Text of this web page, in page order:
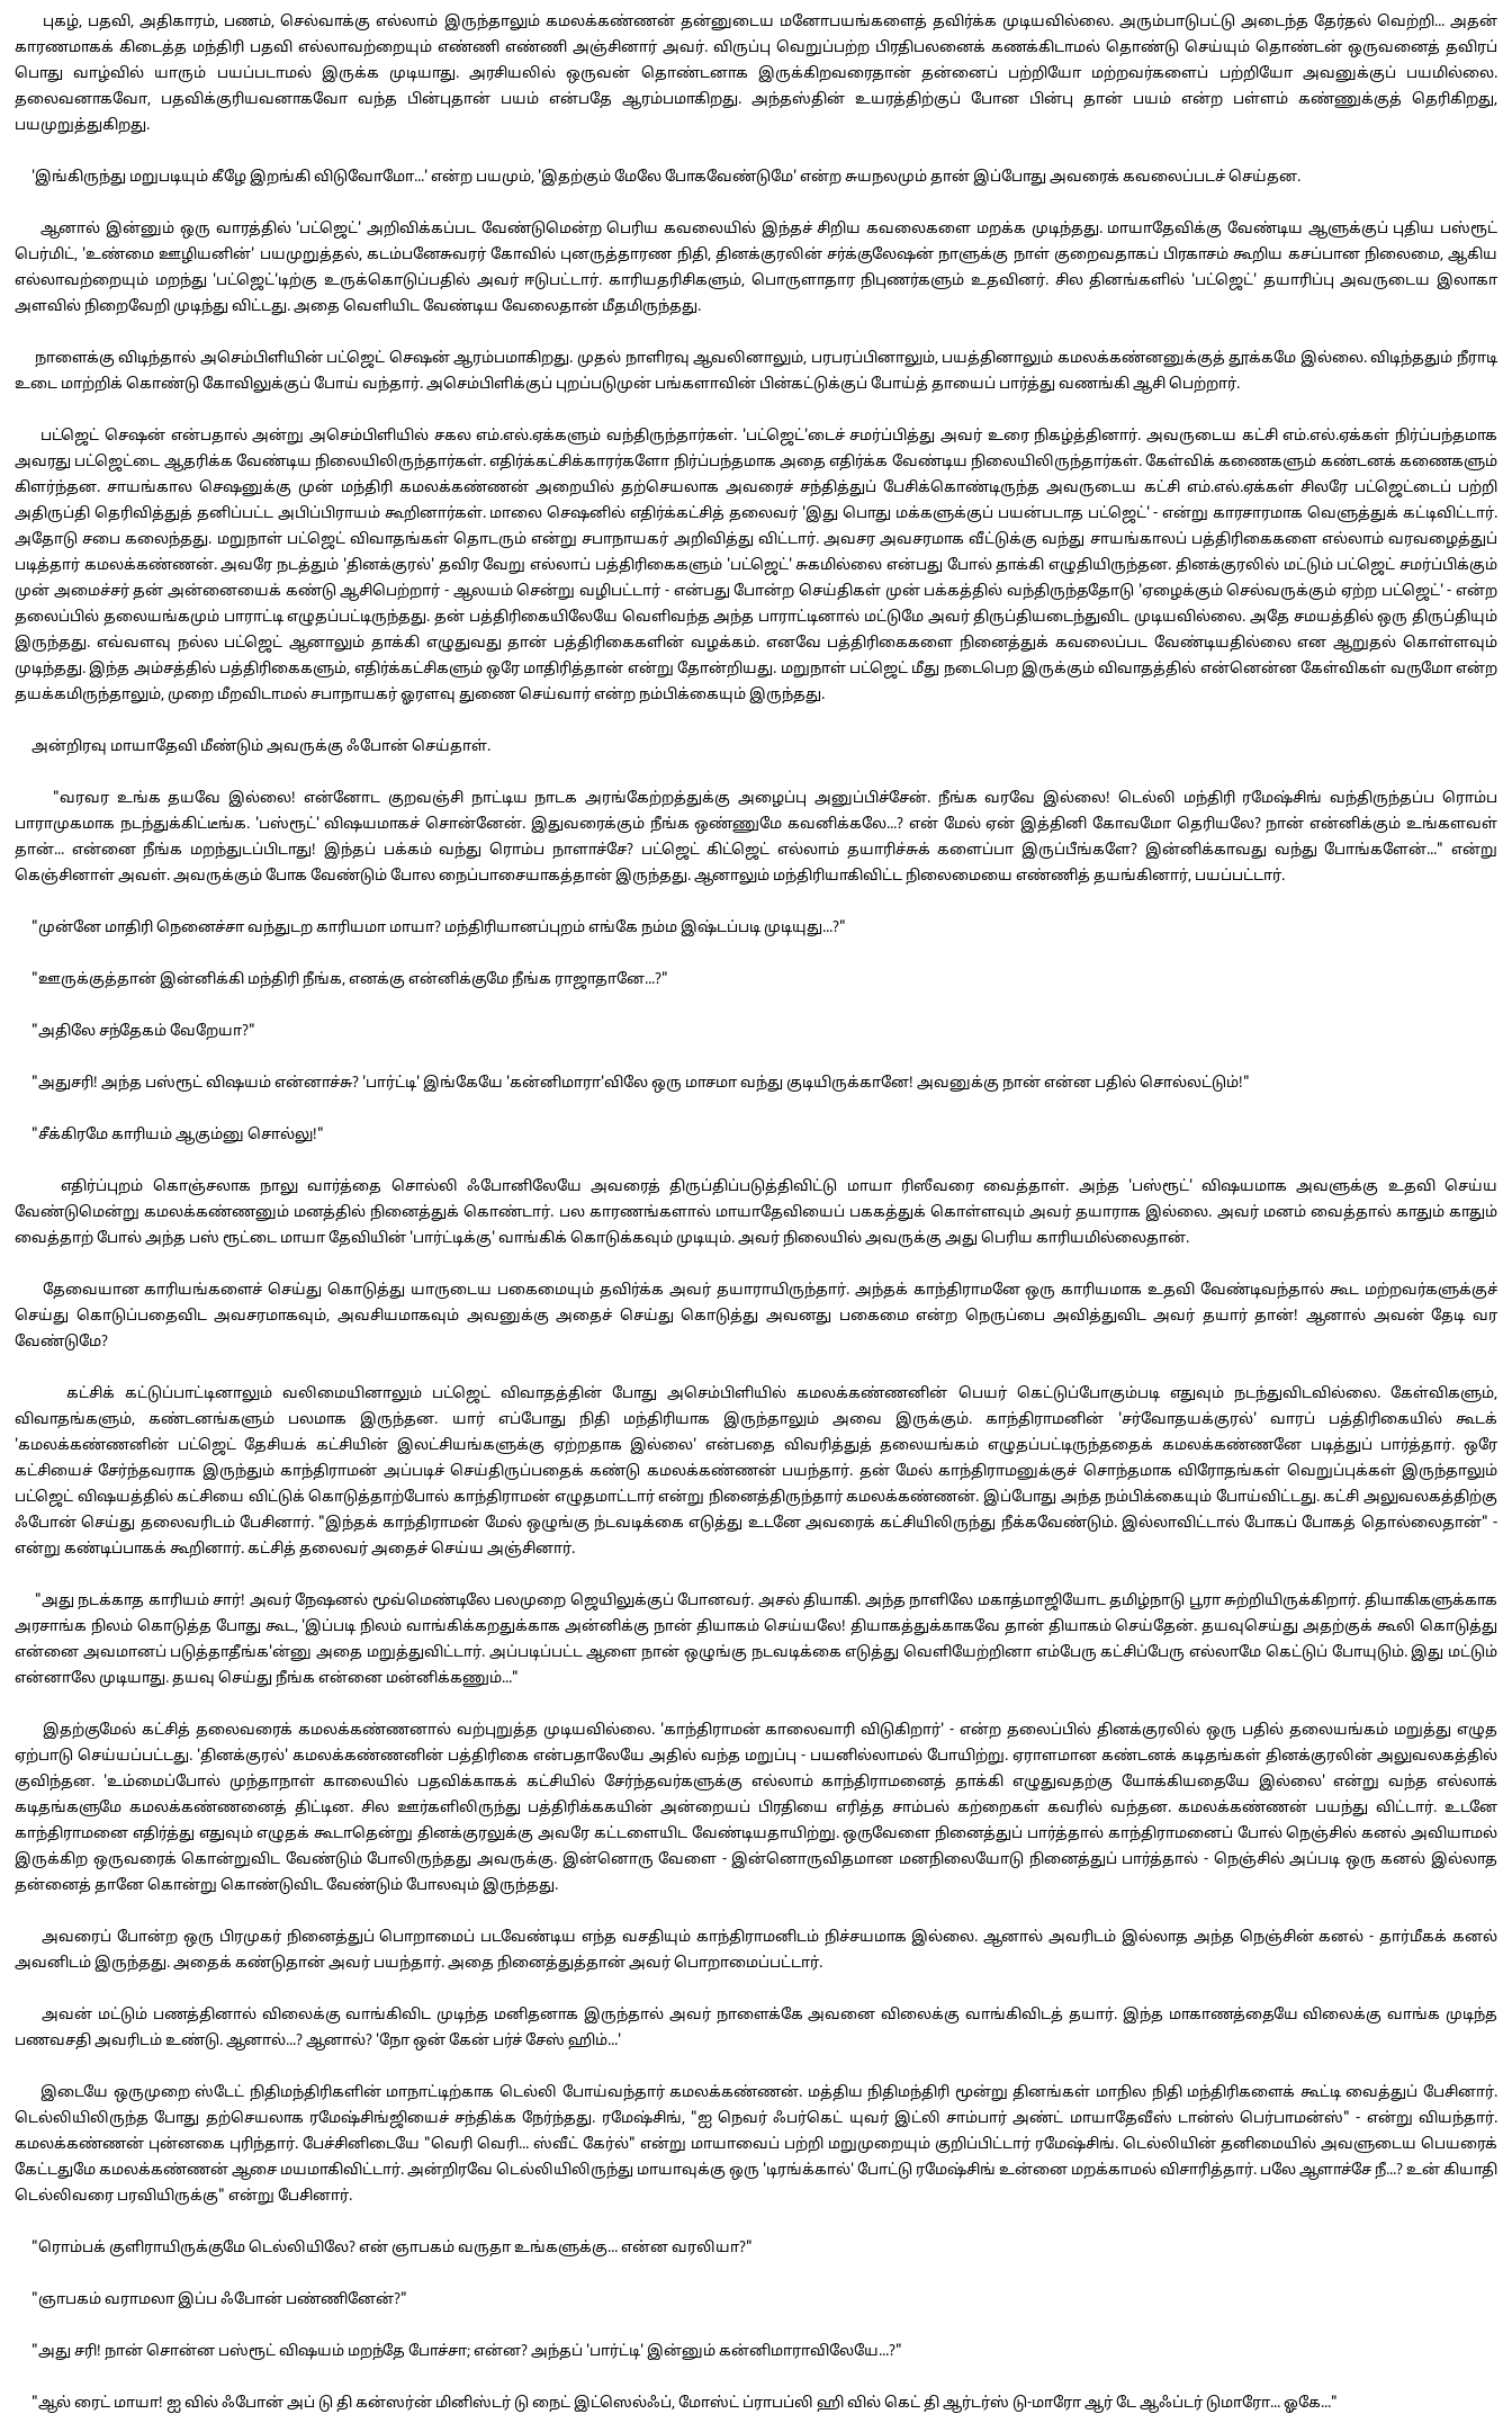
புகழ், பதவி, அதிகாரம், பணம், செல்வாக்கு எல்லாம் இருந்தாலும் கமலக்கண்ணன் தன்னுடைய மனோபயங்களைத் தவிர்க்க முடியவில்லை. அரும்பாடுபட்டு அடைந்த தேர்தல் வெற்றி... அதன்
காரணமாகக் கிடைத்த மந்திரி பதவி எல்லாவற்றையும் எண்ணி எண்ணி அஞ்சினார் அவர். விருப்பு வெறுப்பற்ற பிரதிபலனைக் கணக்கிடாமல் தொண்டு செய்யும் தொண்டன் ஒருவனைத் தவிரப்
பொது வாழ்வில் யாரும் பயப்படாமல் இருக்க முடியாது. அரசியலில் ஒருவன் தொண்டனாக இருக்கிறவரைதான் தன்னைப் பற்றியோ மற்றவர்களைப் பற்றியோ அவனுக்குப் பயமில்லை.
தலைவனாகவோ, பதவிக்குரியவனாகவோ வந்த பின்புதான் பயம் என்பதே ஆரம்பமாகிறது. அந்தஸ்தின் உயரத்திற்குப் போன பின்பு தான் பயம் என்ற பள்ளம் கண்ணுக்குத் தெரிகிறது,
பயமுறுத்துகிறது.
'இங்கிருந்து மறுபடியும் கீழே இறங்கி விடுவோமோ...' என்ற பயமும், 'இதற்கும் மேலே போகவேண்டுமே' என்ற சுயநலமும் தான் இப்போது அவரைக் கவலைப்படச் செய்தன.
ஆனால் இன்னும் ஒரு வாரத்தில் 'பட்ஜெட்' அறிவிக்கப்பட வேண்டுமென்ற பெரிய கவலையில் இந்தச் சிறிய கவலைகளை மறக்க முடிந்தது. மாயாதேவிக்கு வேண்டிய ஆளுக்குப் புதிய பஸ்ரூட்
பெர்மிட், 'உண்மை ஊழியனின்' பயமுறுத்தல், கடம்பனேசுவரர் கோவில் புனருத்தாரண நிதி, தினக்குரலின் சர்க்குலேஷன் நாளுக்கு நாள் குறைவதாகப் பிரகாசம் கூறிய கசப்பான நிலைமை, ஆகிய
எல்லாவற்றையும் மறந்து 'பட்ஜெட்'டிற்கு உருக்கொடுப்பதில் அவர் ஈடுபட்டார். காரியதரிசிகளும், பொருளாதார நிபுணர்களும் உதவினர். சில தினங்களில் 'பட்ஜெட்' தயாரிப்பு அவருடைய இலாகா
அளவில் நிறைவேறி முடிந்து விட்டது. அதை வெளியிட வேண்டிய வேலைதான் மீதமிருந்தது.
நாளைக்கு விடிந்தால் அசெம்பிளியின் பட்ஜெட் செஷன் ஆரம்பமாகிறது. முதல் நாளிரவு ஆவலினாலும், பரபரப்பினாலும், பயத்தினாலும் கமலக்கண்னனுக்குத் தூக்கமே இல்லை. விடிந்ததும் நீராடி
உடை மாற்றிக் கொண்டு கோவிலுக்குப் போய் வந்தார். அசெம்பிளிக்குப் புறப்படுமுன் பங்களாவின் பின்கட்டுக்குப் போய்த் தாயைப் பார்த்து வணங்கி ஆசி பெற்றார்.
பட்ஜெட் செஷன் என்பதால் அன்று அசெம்பிளியில் சகல எம்.எல்.ஏக்களும் வந்திருந்தார்கள். 'பட்ஜெட்'டைச் சமர்ப்பித்து அவர் உரை நிகழ்த்தினார். அவருடைய கட்சி எம்.எல்.ஏக்கள் நிர்ப்பந்தமாக
அவரது பட்ஜெட்டை ஆதரிக்க வேண்டிய நிலையிலிருந்தார்கள். எதிர்க்கட்சிக்காரர்களோ நிர்ப்பந்தமாக அதை எதிர்க்க வேண்டிய நிலையிலிருந்தார்கள். கேள்விக் கணைகளும் கண்டனக் கணைகளும்
கிளர்ந்தன. சாயங்கால செஷனுக்கு முன் மந்திரி கமலக்கண்ணன் அறையில் தற்செயலாக அவரைச் சந்தித்துப் பேசிக்கொண்டிருந்த அவருடைய கட்சி எம்.எல்.ஏக்கள் சிலரே பட்ஜெட்டைப் பற்றி
அதிருப்தி தெரிவித்துத் தனிப்பட்ட அபிப்பிராயம் கூறினார்கள். மாலை செஷனில் எதிர்க்கட்சித் தலைவர் 'இது பொது மக்களுக்குப் பயன்படாத பட்ஜெட்' - என்று காரசாரமாக வெளுத்துக் கட்டிவிட்டார்.
அதோடு சபை கலைந்தது. மறுநாள் பட்ஜெட் விவாதங்கள் தொடரும் என்று சபாநாயகர் அறிவித்து விட்டார். அவசர அவசரமாக வீட்டுக்கு வந்து சாயங்காலப் பத்திரிகைகளை எல்லாம் வரவழைத்துப்
படித்தார் கமலக்கண்ணன். அவரே நடத்தும் 'தினக்குரல்' தவிர வேறு எல்லாப் பத்திரிகைகளும் 'பட்ஜெட்' சுகமில்லை என்பது போல் தாக்கி எழுதியிருந்தன. தினக்குரலில் மட்டும் பட்ஜெட் சமர்ப்பிக்கும்
முன் அமைச்சர் தன் அன்னையைக் கண்டு ஆசிபெற்றார் - ஆலயம் சென்று வழிபட்டார் - என்பது போன்ற செய்திகள் முன் பக்கத்தில் வந்திருந்ததோடு 'ஏழைக்கும் செல்வருக்கும் ஏற்ற பட்ஜெட்' - என்ற
தலைப்பில் தலையங்கமும் பாராட்டி எழுதப்பட்டிருந்தது. தன் பத்திரிகையிலேயே வெளிவந்த அந்த பாராட்டினால் மட்டுமே அவர் திருப்தியடைந்துவிட முடியவில்லை. அதே சமயத்தில் ஒரு திருப்தியும்
இருந்தது. எவ்வளவு நல்ல பட்ஜெட் ஆனாலும் தாக்கி எழுதுவது தான் பத்திரிகைகளின் வழக்கம். எனவே பத்திரிகைகளை நினைத்துக் கவலைப்பட வேண்டியதில்லை என ஆறுதல் கொள்ளவும்
முடிந்தது. இந்த அம்சத்தில் பத்திரிகைகளும், எதிர்க்கட்சிகளும் ஒரே மாதிரித்தான் என்று தோன்றியது. மறுநாள் பட்ஜெட் மீது நடைபெற இருக்கும் விவாதத்தில் என்னென்ன கேள்விகள் வருமோ என்ற
தயக்கமிருந்தாலும், முறை மீறவிடாமல் சபாநாயகர் ஓரளவு துணை செய்வார் என்ற நம்பிக்கையும் இருந்தது.
அன்றிரவு மாயாதேவி மீண்டும் அவருக்கு ஃபோன் செய்தாள்.
"வரவர உங்க தயவே இல்லை! என்னோட குறவஞ்சி நாட்டிய நாடக அரங்கேற்றத்துக்கு அழைப்பு அனுப்பிச்சேன். நீங்க வரவே இல்லை! டெல்லி மந்திரி ரமேஷ்சிங் வந்திருந்தப்ப ரொம்ப
பாராமுகமாக நடந்துக்கிட்டீங்க. 'பஸ்ரூட்' விஷயமாகச் சொன்னேன். இதுவரைக்கும் நீங்க ஒண்ணுமே கவனிக்கலே...? என் மேல் ஏன் இத்தினி கோவமோ தெரியலே? நான் என்னிக்கும் உங்களவள்
தான்... என்னை நீங்க மறந்துடப்பிடாது! இந்தப் பக்கம் வந்து ரொம்ப நாளாச்சே? பட்ஜெட் கிட்ஜெட் எல்லாம் தயாரிச்சுக் களைப்பா இருப்பீங்களே? இன்னிக்காவது வந்து போங்களேன்..." என்று
கெஞ்சினாள் அவள். அவருக்கும் போக வேண்டும் போல நைப்பாசையாகத்தான் இருந்தது. ஆனாலும் மந்திரியாகிவிட்ட நிலைமையை எண்ணித் தயங்கினார், பயப்பட்டார்.
"முன்னே மாதிரி நெனைச்சா வந்துடற காரியமா மாயா? மந்திரியானப்புறம் எங்கே நம்ம இஷ்டப்படி முடியுது...?"
"ஊருக்குத்தான் இன்னிக்கி மந்திரி நீங்க, எனக்கு என்னிக்குமே நீங்க ராஜாதானே...?"
"அதிலே சந்தேகம் வேறேயா?"
"அதுசரி! அந்த பஸ்ரூட் விஷயம் என்னாச்சு? 'பார்ட்டி' இங்கேயே 'கன்னிமாரா'விலே ஒரு மாசமா வந்து குடியிருக்கானே! அவனுக்கு நான் என்ன பதில் சொல்லட்டும்!"
"சீக்கிரமே காரியம் ஆகும்னு சொல்லு!"
எதிர்ப்புறம் கொஞ்சலாக நாலு வார்த்தை சொல்லி ஃபோனிலேயே அவரைத் திருப்திப்படுத்திவிட்டு மாயா ரிஸீவரை வைத்தாள். அந்த 'பஸ்ரூட்' விஷயமாக அவளுக்கு உதவி செய்ய
வேண்டுமென்று கமலக்கண்ணனும் மனத்தில் நினைத்துக் கொண்டார். பல காரணங்களால் மாயாதேவியைப் பககத்துக் கொள்ளவும் அவர் தயாராக இல்லை. அவர் மனம் வைத்தால் காதும் காதும்
வைத்தாற் போல் அந்த பஸ் ரூட்டை மாயா தேவியின் 'பார்ட்டிக்கு' வாங்கிக் கொடுக்கவும் முடியும். அவர் நிலையில் அவருக்கு அது பெரிய காரியமில்லைதான்.
தேவையான காரியங்களைச் செய்து கொடுத்து யாருடைய பகைமையும் தவிர்க்க அவர் தயாராயிருந்தார். அந்தக் காந்திராமனே ஒரு காரியமாக உதவி வேண்டிவந்தால் கூட மற்றவர்களுக்குச்
செய்து கொடுப்பதைவிட அவசரமாகவும், அவசியமாகவும் அவனுக்கு அதைச் செய்து கொடுத்து அவனது பகைமை என்ற நெருப்பை அவித்துவிட அவர் தயார் தான்! ஆனால் அவன் தேடி வர
வேண்டுமே?
கட்சிக் கட்டுப்பாட்டினாலும் வலிமையினாலும் பட்ஜெட் விவாதத்தின் போது அசெம்பிளியில் கமலக்கண்ணனின் பெயர் கெட்டுப்போகும்படி எதுவும் நடந்துவிடவில்லை. கேள்விகளும்,
விவாதங்களும், கண்டனங்களும் பலமாக இருந்தன. யார் எப்போது நிதி மந்திரியாக இருந்தாலும் அவை இருக்கும். காந்திராமனின் 'சர்வோதயக்குரல்' வாரப் பத்திரிகையில் கூடக்
'கமலக்கண்ணனின் பட்ஜெட் தேசியக் கட்சியின் இலட்சியங்களுக்கு ஏற்றதாக இல்லை' என்பதை விவரித்துத் தலையங்கம் எழுதப்பட்டிருந்ததைக் கமலக்கண்ணனே படித்துப் பார்த்தார். ஒரே
கட்சியைச் சேர்ந்தவராக இருந்தும் காந்திராமன் அப்படிச் செய்திருப்பதைக் கண்டு கமலக்கண்ணன் பயந்தார். தன் மேல் காந்திராமனுக்குச் சொந்தமாக விரோதங்கள் வெறுப்புக்கள் இருந்தாலும்
பட்ஜெட் விஷயத்தில் கட்சியை விட்டுக் கொடுத்தாற்போல் காந்திராமன் எழுதமாட்டார் என்று நினைத்திருந்தார் கமலக்கண்ணன். இப்போது அந்த நம்பிக்கையும் போய்விட்டது. கட்சி அலுவலகத்திற்கு
ஃபோன் செய்து தலைவரிடம் பேசினார். "இந்தக் காந்திராமன் மேல் ஒழுங்கு ந்டவடிக்கை எடுத்து உடனே அவரைக் கட்சியிலிருந்து நீக்கவேண்டும். இல்லாவிட்டால் போகப் போகத் தொல்லைதான்" -
என்று கண்டிப்பாகக் கூறினார். கட்சித் தலைவர் அதைச் செய்ய அஞ்சினார்.
"அது நடக்காத காரியம் சார்! அவர் நேஷனல் மூவ்மெண்டிலே பலமுறை ஜெயிலுக்குப் போனவர். அசல் தியாகி. அந்த நாளிலே மகாத்மாஜியோட தமிழ்நாடு பூரா சுற்றியிருக்கிறார். தியாகிகளுக்காக
அரசாங்க நிலம் கொடுத்த போது கூட, 'இப்படி நிலம் வாங்கிக்கறதுக்காக அன்னிக்கு நான் தியாகம் செய்யலே! தியாகத்துக்காகவே தான் தியாகம் செய்தேன். தயவுசெய்து அதற்குக் கூலி கொடுத்து
என்னை அவமானப் படுத்தாதீங்க'ன்னு அதை மறுத்துவிட்டார். அப்படிப்பட்ட ஆளை நான் ஒழுங்கு நடவடிக்கை எடுத்து வெளியேற்றினா எம்பேரு கட்சிப்பேரு எல்லாமே கெட்டுப் போயுடும். இது மட்டும்
என்னாலே முடியாது. தயவு செய்து நீங்க என்னை மன்னிக்கணும்..."
இதற்குமேல் கட்சித் தலைவரைக் கமலக்கண்ணனால் வற்புறுத்த முடியவில்லை. 'காந்திராமன் காலைவாரி விடுகிறார்' - என்ற தலைப்பில் தினக்குரலில் ஒரு பதில் தலையங்கம் மறுத்து எழுத
ஏற்பாடு செய்யப்பட்டது. 'தினக்குரல்' கமலக்கண்ணனின் பத்திரிகை என்பதாலேயே அதில் வந்த மறுப்பு - பயனில்லாமல் போயிற்று. ஏராளமான கண்டனக் கடிதங்கள் தினக்குரலின் அலுவலகத்தில்
குவிந்தன. 'உம்மைப்போல் முந்தாநாள் காலையில் பதவிக்காகக் கட்சியில் சேர்ந்தவர்களுக்கு எல்லாம் காந்திராமனைத் தாக்கி எழுதுவதற்கு யோக்கியதையே இல்லை' என்று வந்த எல்லாக்
கடிதங்களுமே கமலக்கண்ணனைத் திட்டின. சில ஊர்களிலிருந்து பத்திரிக்ககயின் அன்றையப் பிரதியை எரித்த சாம்பல் கற்றைகள் கவரில் வந்தன. கமலக்கண்ணன் பயந்து விட்டார். உடனே
காந்திராமனை எதிர்த்து எதுவும் எழுதக் கூடாதென்று தினக்குரலுக்கு அவரே கட்டளையிட வேண்டியதாயிற்று. ஒருவேளை நினைத்துப் பார்த்தால் காந்திராமனைப் போல் நெஞ்சில் கனல் அவியாமல்
இருக்கிற ஒருவரைக் கொன்றுவிட வேண்டும் போலிருந்தது அவருக்கு. இன்னொரு வேளை - இன்னொருவிதமான மனநிலையோடு நினைத்துப் பார்த்தால் - நெஞ்சில் அப்படி ஒரு கனல் இல்லாத
தன்னைத் தானே கொன்று கொண்டுவிட வேண்டும் போலவும் இருந்தது.
அவரைப் போன்ற ஒரு பிரமுகர் நினைத்துப் பொறாமைப் படவேண்டிய எந்த வசதியும் காந்திராமனிடம் நிச்சயமாக இல்லை. ஆனால் அவரிடம் இல்லாத அந்த நெஞ்சின் கனல் - தார்மீகக் கனல்
அவனிடம் இருந்தது. அதைக் கண்டுதான் அவர் பயந்தார். அதை நினைத்துத்தான் அவர் பொறாமைப்பட்டார்.
அவன் மட்டும் பணத்தினால் விலைக்கு வாங்கிவிட முடிந்த மனிதனாக இருந்தால் அவர் நாளைக்கே அவனை விலைக்கு வாங்கிவிடத் தயார். இந்த மாகாணத்தையே விலைக்கு வாங்க முடிந்த
பணவசதி அவரிடம் உண்டு. ஆனால்...? ஆனால்? 'நோ ஒன் கேன் பர்ச் சேஸ் ஹிம்...'
இடையே ஒருமுறை ஸ்டேட் நிதிமந்திரிகளின் மாநாட்டிற்காக டெல்லி போய்வந்தார் கமலக்கண்ணன். மத்திய நிதிமந்திரி மூன்று தினங்கள் மாநில நிதி மந்திரிகளைக் கூட்டி வைத்துப் பேசினார்.
டெல்லியிலிருந்த போது தற்செயலாக ரமேஷ்சிங்ஜியைச் சந்திக்க நேர்ந்தது. ரமேஷ்சிங், "ஐ நெவர் ஃபர்கெட் யுவர் இட்லி சாம்பார் அண்ட் மாயாதேவீஸ் டான்ஸ் பெர்பாமன்ஸ்" - என்று வியந்தார்.
கமலக்கண்ணன் புன்னகை புரிந்தார். பேச்சினிடையே "வெரி வெரி... ஸ்வீட் கேர்ல்" என்று மாயாவைப் பற்றி மறுமுறையும் குறிப்பிட்டார் ரமேஷ்சிங். டெல்லியின் தனிமையில் அவளுடைய பெயரைக்
கேட்டதுமே கமலக்கண்ணன் ஆசை மயமாகிவிட்டார். அன்றிரவே டெல்லியிலிருந்து மாயாவுக்கு ஒரு 'டிரங்க்கால்' போட்டு ரமேஷ்சிங் உன்னை மறக்காமல் விசாரித்தார். பலே ஆளாச்சே நீ...? உன் கியாதி
டெல்லிவரை பரவியிருக்கு" என்று பேசினார்.
"ரொம்பக் குளிராயிருக்குமே டெல்லியிலே? என் ஞாபகம் வருதா உங்களுக்கு... என்ன வரலியா?"
"ஞாபகம் வராமலா இப்ப ஃபோன் பண்ணினேன்?"
"அது சரி! நான் சொன்ன பஸ்ரூட் விஷயம் மறந்தே போச்சா; என்ன? அந்தப் 'பார்ட்டி' இன்னும் கன்னிமாராவிலேயே...?"
"ஆல் ரைட் மாயா! ஐ வில் ஃபோன் அப் டு தி கன்ஸர்ன் மினிஸ்டர் டு நைட் இட்ஸெல்ஃப், மோஸ்ட் ப்ராபப்லி ஹி வில் கெட் தி ஆர்டர்ஸ் டு-மாரோ ஆர் டே ஆஃப்டர் டுமாரோ... ஓகே..."